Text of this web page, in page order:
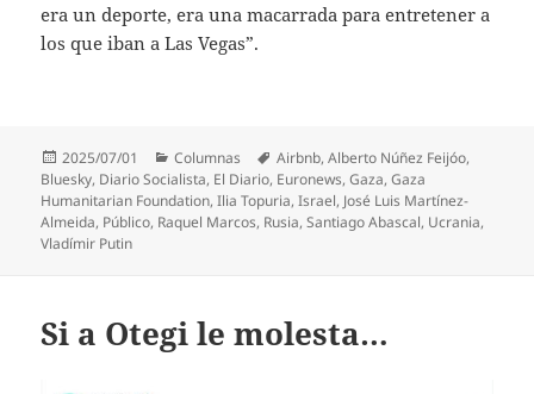
era un deporte, era una macarrada para entretener a
los que iban a Las Vegas”.
Publicado
el
2025/07/01 Categorías
Columnas Etiquetas
Airbnb,Alberto Núñez Feijóo,
Bluesky, Diario Socialista, El Diario, Euronews,Gaza,Gaza
Humanitarian Foundation,Ilia Topuria,Israel, José Luis Martínez-
Almeida, Público, Raquel Marcos, Rusia,Santiago Abascal, Ucrania,
Vladímir Putin
Si a Otegi le molesta…